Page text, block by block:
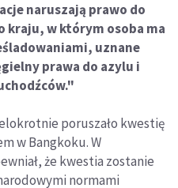
naruszają prawo do
kraju, w którym osoba ma
uznane
prawa do azylu i
poruszało kwestię
w Bangkoku. W
że kwestia zostanie
normami